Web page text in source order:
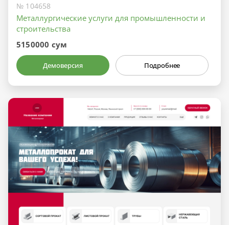
№ 104658
Металлургические услуги для промышленности и
строительства
5150000 сум
Демоверсия Подробнее